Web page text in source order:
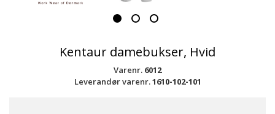
Kentaur damebukser, Hvid
Varenr. 6012
Leverandør varenr.1610-102-101